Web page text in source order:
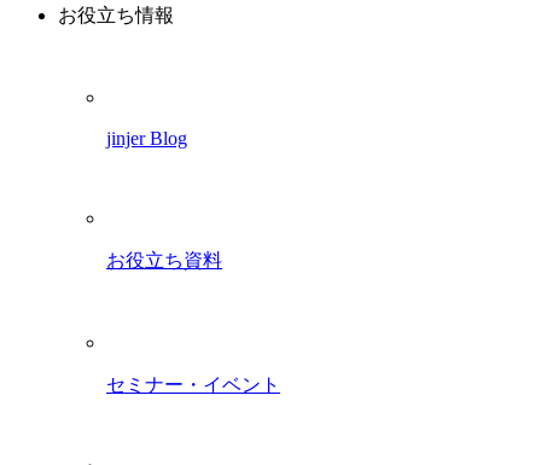
お役立ち情報
jinjer Blog
お役立ち資料
セミナー・イベント